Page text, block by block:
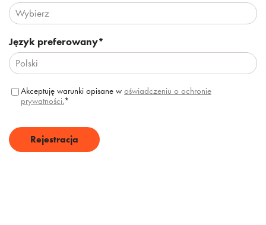
Język preferowany*
Akceptuję warunki opisane w oświadczeniu o ochronie
prywatności.*